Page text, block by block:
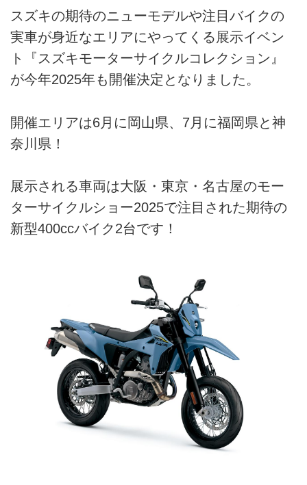
スズキの期待のニューモデルや注目バイクの
実車が身近なエリアにやってくる展示イベン
ト『スズキモーターサイクルコレクション』
が今年2025年も開催決定となりました。
開催エリアは6月に岡山県、7月に福岡県と神
奈川県！
展示される車両は大阪・東京・名古屋のモー
ターサイクルショー2025で注目された期待の
新型400ccバイク2台です！